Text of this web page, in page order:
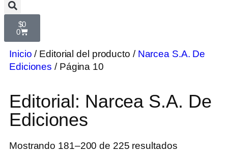
$0
0
Inicio / Editorial del producto / Narcea S.A. De
Ediciones / Página 10
Editorial: Narcea S.A. De
Ediciones
Mostrando 181–200 de 225 resultados